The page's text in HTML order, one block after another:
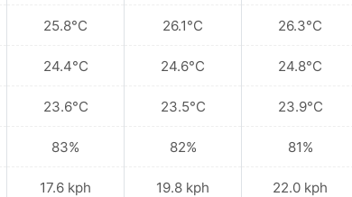
25.8°C
24.4°C
23.6°C
83%
17.6 kph
26.1°C
24.6°C
23.5°C
82%
19.8 kph
26.3°C
24.8°C
23.9°C
81%
22.0 kph